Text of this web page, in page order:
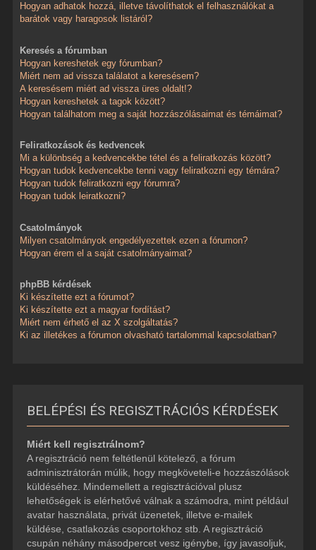
Hogyan adhatok hozzá, illetve távolíthatok el felhasználókat a
barátok vagy haragosok listáról?
Keresés a fórumban
Hogyan kereshetek egy fórumban?
Miért nem ad vissza találatot a keresésem?
A keresésem miért ad vissza üres oldalt!?
Hogyan kereshetek a tagok között?
Hogyan találhatom meg a saját hozzászólásaimat és témáimat?
Feliratkozások és kedvencek
Mi a különbség a kedvencekbe tétel és a feliratkozás között?
Hogyan tudok kedvencekbe tenni vagy feliratkozni egy témára?
Hogyan tudok feliratkozni egy fórumra?
Hogyan tudok leiratkozni?
Csatolmányok
Milyen csatolmányok engedélyezettek ezen a fórumon?
Hogyan érem el a saját csatolmányaimat?
phpBB kérdések
Ki készítette ezt a fórumot?
Ki készítette ezt a magyar fordítást?
Miért nem érhető el az X szolgáltatás?
Ki az illetékes a fórumon olvasható tartalommal kapcsolatban?
BELÉPÉSI ÉS REGISZTRÁCIÓS KÉRDÉSEK
Miért kell regisztrálnom?
A regisztráció nem feltétlenül kötelező, a fórum
adminisztrátorán múlik, hogy megköveteli-e hozzászólások
küldéséhez. Mindemellett a regisztrációval plusz
lehetőségek is elérhetővé válnak a számodra, mint például
avatar használata, privát üzenetek, illetve e-mailek
küldése, csatlakozás csoportokhoz stb. A regisztráció
csupán néhány másodpercet vesz igénybe, így javasoljuk,